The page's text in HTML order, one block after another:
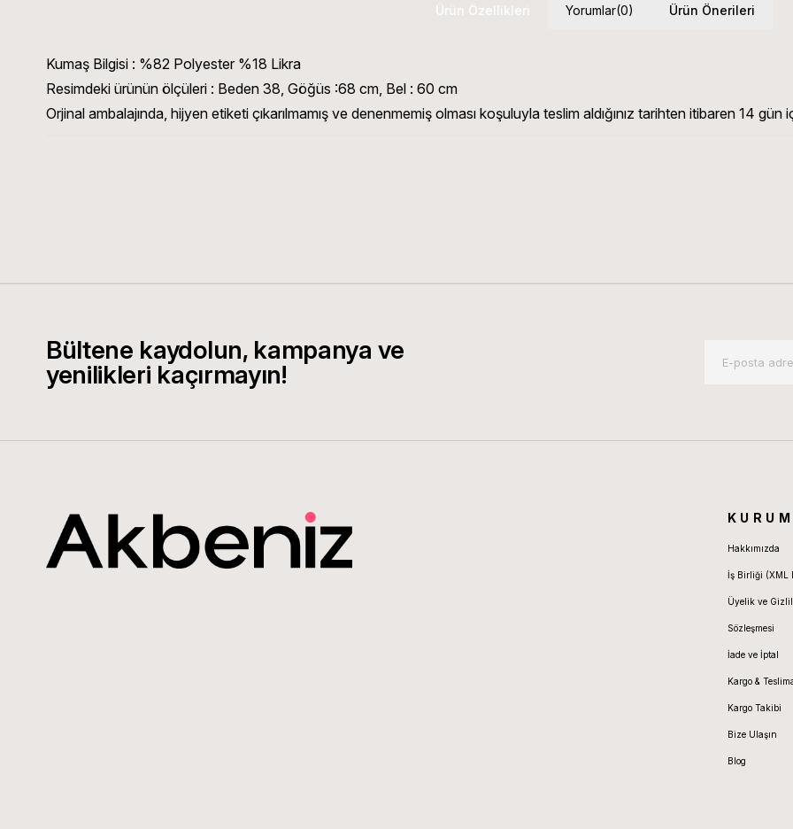
Ürün Özellikleri Yorumlar(0) Ürün Önerileri
Kumaş Bilgisi : %82 Polyester %18 Likra
Resimdeki ürünün ölçüleri : Beden 38, Göğüs :68 cm, Bel : 60 cm
Orjinal ambalajında, hijyen etiketi çıkarılmamış ve denenmemiş olması koşuluyla teslim aldığınız tarihten itibaren 14
Bültene kaydolun, kampanya ve
yenilikleri kaçırmayın!
Hakkımızda
İş Birliği (XML
Üyelik ve
Sözleşmesi
İade ve İptal
Kargo &
Kargo Takibi
Bize Ulaşın
Blog